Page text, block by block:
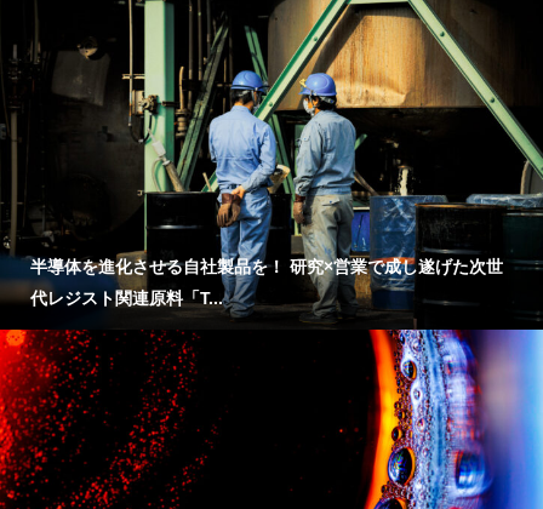
半導体を進化させる自社製品を！ 研究×営業で成し遂げた次世
代レジスト関連原料「T...